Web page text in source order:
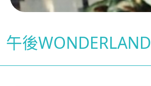
午後WONDERLAND